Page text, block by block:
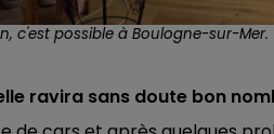
c'est possible à Boulogne-sur-Mer.
ravira sans doute bon